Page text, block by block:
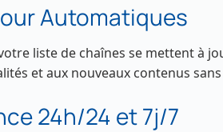
Automatiques
liste de chaînes se mettent à
et aux nouveaux contenus
24h/24 et 7j/7